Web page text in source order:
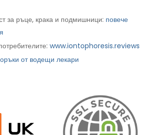
за ръце, крака и подмишници: повече
www.iontophoresis.reviews
от водещи лекари